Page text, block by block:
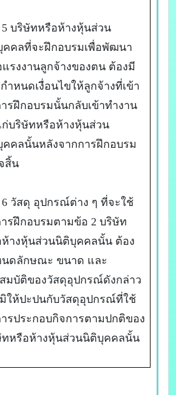
บริษัทหรือห้างหุ้นส่วน
คคลที่จะฝึกอบรมเพื่อพัฒนา
รงงานลูกจ้างของตน ต้องมี
ำหนดเงื่อนไขให้ลูกจ้างที่เข้า
รฝึกอบรมนั้นกลับเข้าทำงาน
บริษัทหรือห้างหุ้นส่วน
คคลนั้นหลังจากการฝึกอบรม
สิ้น
วัสดุ อุปกรณ์ต่าง ๆ ที่จะใช้
รฝึกอบรมตามข้อ 2 บริษัท
ห้างหุ้นส่วนนิติบุคคลนั้น ต้อง
นดลักษณะ ขนาด และ
มบัติของวัสดุอุปกรณ์ดังกล่าว
มิให้ปะปนกับวัสดุอุปกรณ์ที่ใช้
รประกอบกิจการตามปกติของ
ทหรือห้างหุ้นส่วนนิติบุคคลนั้น